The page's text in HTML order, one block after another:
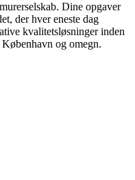
Dine opgaver
der hver eneste dag
kvalitetsløsninger inden
og omegn.